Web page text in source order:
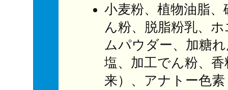
小麦粉、植物油脂
ん粉、脱脂粉乳、
ムパウダー、加糖
塩、加工でん粉、
来）、アナトー色素